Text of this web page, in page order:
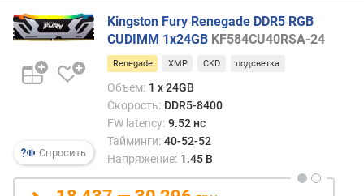
а
(
Г
Б
)
ъ
е
м
Спросить
Kingston Fury Renegade DDR5 RGB
CUDIMM 1x24GB KF584CU40RSA-24
Renegade XMP CKD подсветка
Объем: 1 x 24GB
Скорость: DDR5-8400
FW latency: 9.52 нс
Тайминги: 40-52-52
Напряжение: 1.45 В